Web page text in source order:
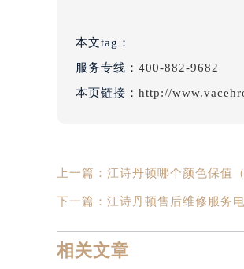
本文tag：
服务专线： 400-882-9682
本页链接： http://
上一篇： 江诗丹顿哪个颜色保值
下一篇： 江诗丹顿售后维修服务
相关文章